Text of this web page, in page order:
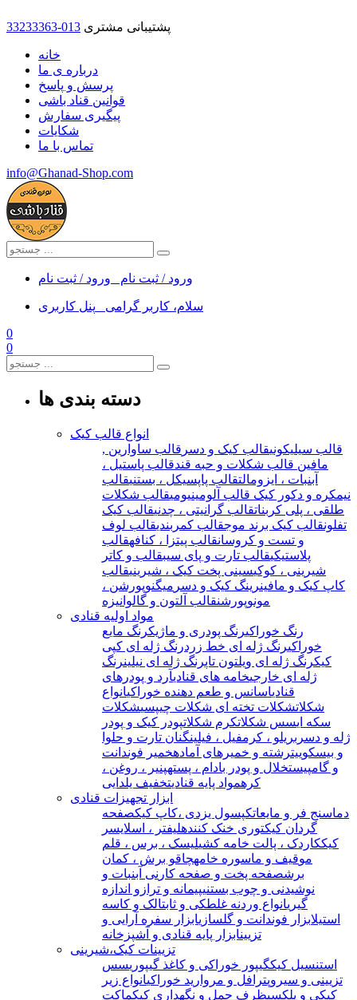
33233363-013 پشتیبانی مشتری
خانه
درباره ی ما
پرسش و پاسخ
قوانین قناد باشی
پیگیری سفارش
شکایات
تماس با ما
info@Ghanad-Shop.com
ورود / ثبت نام ورود / ثبت نام
سلام، کاربر گرامی
پنل کاربری
0
0
دسته بندی ها
انواع قالب کیک
قالب سیلیکونیقالب کیک و دسر قالب ساوارین ,
مافین قالب شکلات و حبه قندقالب پاستیل ،
آبنبات ، ایزومالتقالب پاپسیکل ، بستنیقالب
نیمکره و دکور کیک قالب آلومینیومیقالب شکلات
طلقی ، پلی کربناتقالب گرانیتی ، چدنیقالب کیک
تفلونقالب کیک برند موجقالب کمربندیقالب لوف
و تست و کروسانقالب پیتزا ، کنافهقالب
پلاستیکیقالب تارت و پای سیبقالب و کاتر
شیرینی ، کوکیسینی پخت کیک ، شیرینیقالب
کاپ کیک و مافینرینگ کیک و دسر میگنوپورشن ،
مونوپورشنقالب آلتون و گالوانیزه
مواد اولیه قنادی
رنگ خوراکیرنگ پودری و ماژیکرنگ مایع
خوراکیرنگ ژله ای خط زردرنگ ژله ای کپی
کیکرنگ ژله ای ویلتون تاپرنگ ژله ای نیلینرنگ
ژله ای خارجیخامه های قنادیآرد و پودرهای
قنادیاسانس و طعم دهنده خوراکیانواع
شکلاتشکلات تخته ای شکلات چیپسیشکلات
سکه ایسس شکلاتکرم شکلاتپودر کیک و پودر
ژله و دسر بریلو ، کرمفیل ، فیلینگنان تارت و حلوا
و بیسکوییترشته و خمیرهای آمادهخمیر فوندانت
و گامپیستخلال و پودر بادام ، پستهپنیر ، روغن ،
کرهمواد پایه قنادیتخفیف یلدایی
ابزار تجهیزات قنادی
دماسنج فر و مایعاتکپسول یزدی ،کاپ کیکصفحه
گردان کیکتوری خنک کنندهلیفتر ، اسلایسر
کیککاردک ، پالت خامه کشیلیسک ، برس ، قلم
موقیف و ماسوره خامهچاقو برش ، کمان
برشصفحه پخت و صفحه کار نی آبنبات و
نوشیدنی و چوب بستنیپیمانه و ترازو اندازه
گیریانواع وردنه غلطکی و ثابتالک و کاسه
استیلابزار فوندانت و گلسازیابزار سفره آرایی و
تزیینابزار پایه قنادی و آشپزخانه
تزیینات کیک،شیرینی
استنسیل کیکگیپور خوراکی و کاغذ گیپوریسس
تزیینی و سیروپترافل و مروارید خوراکیانواع زیر
کیکی و پلکسیظرف حمل و نگهداری کیکماکت